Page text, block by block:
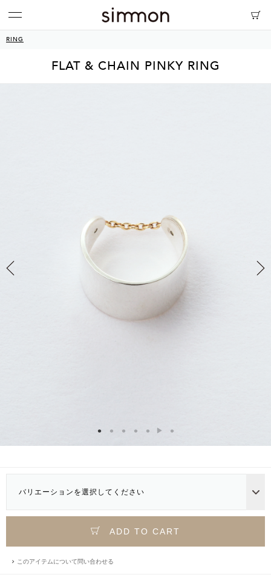
RING
FLAT & CHAIN PINKY RING
バリエーションを選択してください
ADD TO CART
このアイテムについて問い合わせる